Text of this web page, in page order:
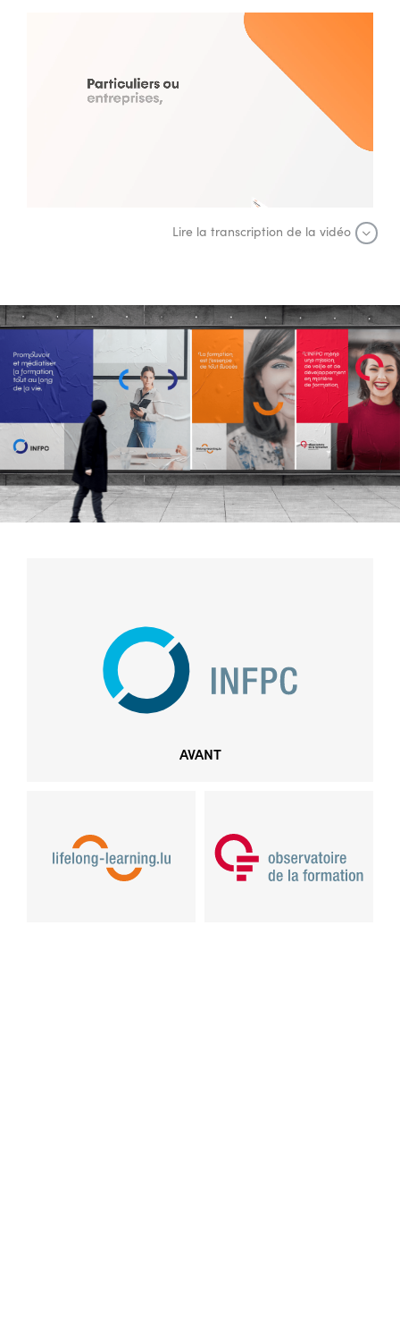
Lire la transcription de la vidéo
AVANT
DEPUIS 2022